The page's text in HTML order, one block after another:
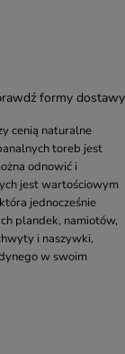
formy dostawy
cenią naturalne
toreb jest
odnowić i
jest wartościowym
jednocześnie
plandek, namiotów,
i naszywki,
w swoim